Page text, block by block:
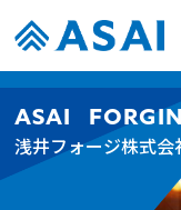
ASAI
浅井フォージ株式会